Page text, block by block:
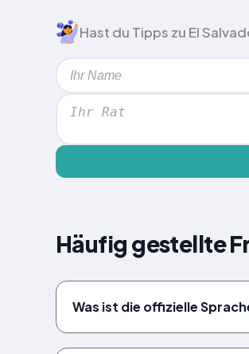
Hast du Tipps zu El
Häufig gestellte
Was ist die offizielle